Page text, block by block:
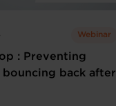
Webinar
: Preventing
back after